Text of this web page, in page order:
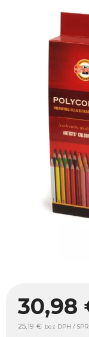
30,98
25,19 € bez DPH / SPR